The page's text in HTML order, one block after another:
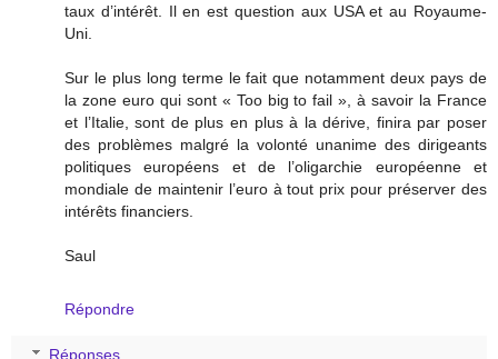
taux d’intérêt. Il en est question aux USA et au Royaume-
Uni.
Sur le plus long terme le fait que notamment deux pays de
la zone euro qui sont « Too big to fail », à savoir la France
et l’Italie, sont de plus en plus à la dérive, finira par poser
des problèmes malgré la volonté unanime des dirigeants
politiques européens et de l’oligarchie européenne et
mondiale de maintenir l’euro à tout prix pour préserver des
intérêts financiers.
Saul
Répondre
Réponses